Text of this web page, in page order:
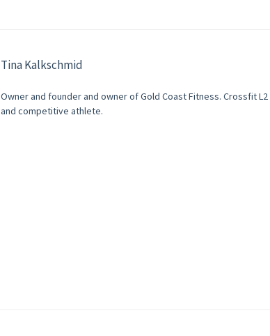
Tina Kalkschmid
Owner and founder and owner of Gold Coast Fitness. Crossfit
and competitive athlete.